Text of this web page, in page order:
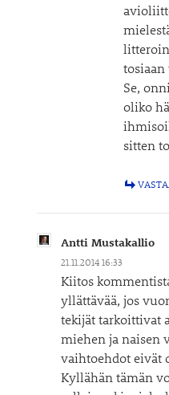
Se,
oliko
sitten
Antti Mustakallio
21.11.2014 16:33
Kiitos
yllättävää, jos
tekijät tarkoittivat
miehen ja naisen
vaihtoehdot eivät
Kyllähän tämän